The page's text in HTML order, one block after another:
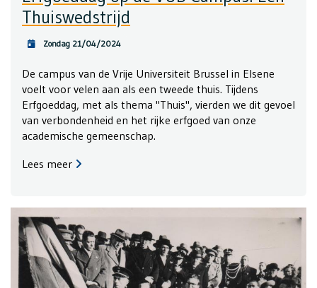
Thuiswedstrijd
Zondag 21/04/2024
De campus van de Vrije Universiteit Brussel in Elsene
voelt voor velen aan als een tweede thuis. Tijdens
Erfgoeddag, met als thema "Thuis", vierden we dit gevoel
van verbondenheid en het rijke erfgoed van onze
academische gemeenschap.
Lees meer